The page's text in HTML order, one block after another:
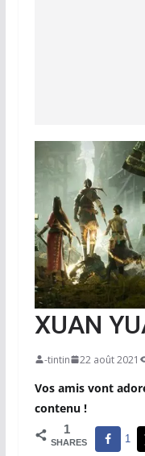
XUAN
-tintin 22 août 2021
Vos amis vont
contenu !
1
SHARES 1